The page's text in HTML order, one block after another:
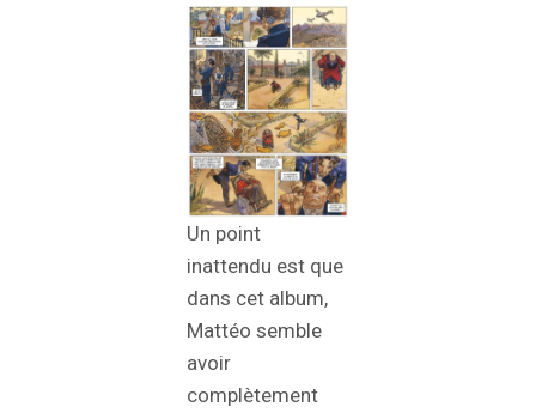
Un point
inattendu est que
dans cet album,
Mattéo semble
avoir
complètement